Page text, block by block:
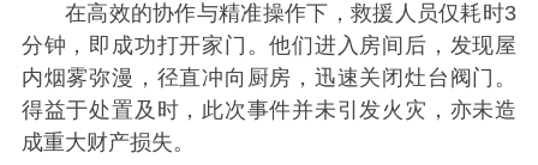
在高效的协作与精准操作下，救援人员仅耗时3
分钟，即成功打开家门。他们进入房间后，发现屋
内烟雾弥漫，径直冲向厨房，迅速关闭灶台阀门。
得益于处置及时，此次事件并未引发火灾，亦未造
成重大财产损失。